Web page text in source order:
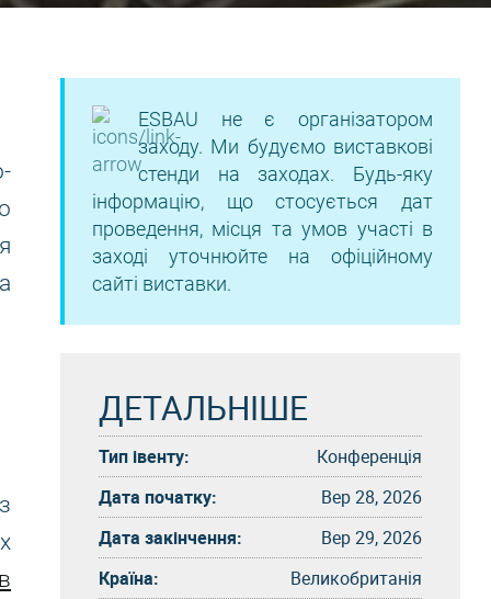
ESBAU не є організатором
заходу. Ми будуємо виставкові
стенди на заходах. Будь-яку
інформацію, що стосується дат
проведення, місця та умов участі в
заході уточнюйте на офіційному
сайті виставки.
ДЕТАЛЬНІШЕ
Тип івенту:
Конференція
Дата початку:
Вер 28, 2026
Дата закінчення:
Вер 29, 2026
Країна:
Великобританія